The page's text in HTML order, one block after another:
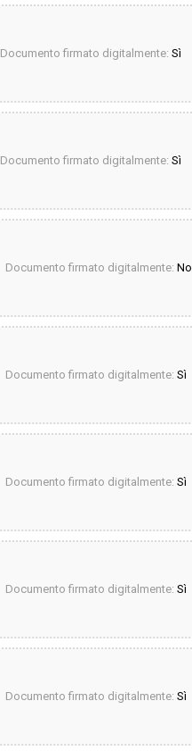
Documento firmato digitalmente: Sì
Documento firmato digitalmente: Sì
Documento firmato digitalmente: No
Documento firmato digitalmente: Sì
Documento firmato digitalmente: Sì
Documento firmato digitalmente: Sì
Documento firmato digitalmente: Sì